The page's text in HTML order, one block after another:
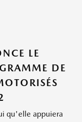
LE
DE
qu'elle appuiera